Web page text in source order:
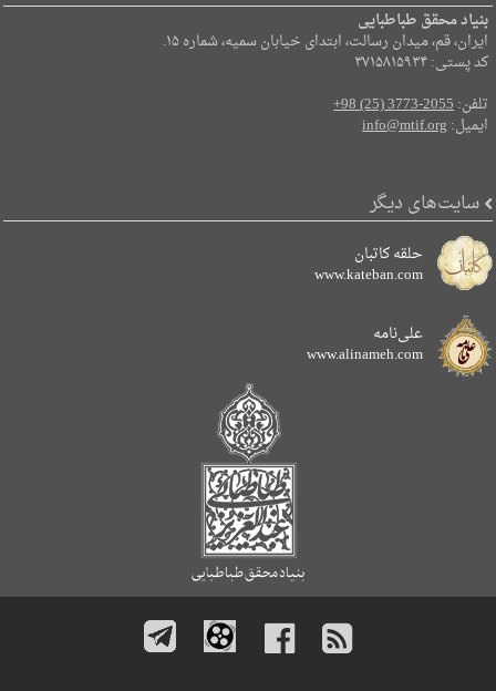
بنیاد محقق طباطبایی
ایران، قم، میدان رسالت، ابتدای خیابان سمیه، شماره ۱۵.
کد پستی: ۳۷۱۵۸۱۵۹۳۴
تلفن:+98 (25) 3773-2055
ایمیل:info@mtif.org
سایت‌های دیگر
حلقه کاتبان
www.kateban.com
علی‌نامه
www.alinameh.com